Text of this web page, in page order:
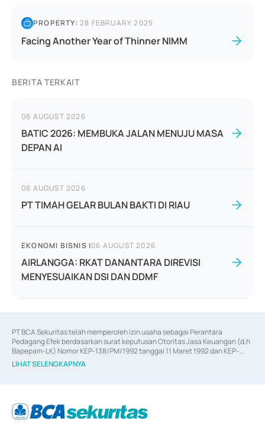
PROPERTY|28 FEBRUARY 2025
Facing Another Year of Thinner NIMM
BERITA TERKAIT
06 AUGUST 2026
BATIC 2026: MEMBUKA JALAN MENUJU MASA
DEPAN AI
06 AUGUST 2026
PT TIMAH GELAR BULAN BAKTI DI RIAU
EKONOMI BISNIS |06 AUGUST 2026
AIRLANGGA: RKAT DANANTARA DIREVISI
MENYESUAIKAN DSI DAN DDMF
PT BCA Sekuritas telah memperoleh izin usaha sebagai Perantara
Pedagang Efek berdasarkan surat keputusan Otoritas Jasa Keuangan (d.h
Bapepam-LK) Nomor KEP-138/PM/1992 tanggal 11 Maret 1992 dan KEP-
06/D.04/2014 tanggal 28 Februari 2014, izin usaha sebagai Penjamin Emisi
Efek berdasarkan surat keputusan Otoritas Jasa Keuangan Nomor KEP-
berdasarkan surat keputusan Otoritas Jasa Keuangan Nomor S-
67/PM.21/2017 tanggal 3 Februari 2017, dan beberapa izin usaha lainnya
LIHAT SELENGKAPNYA